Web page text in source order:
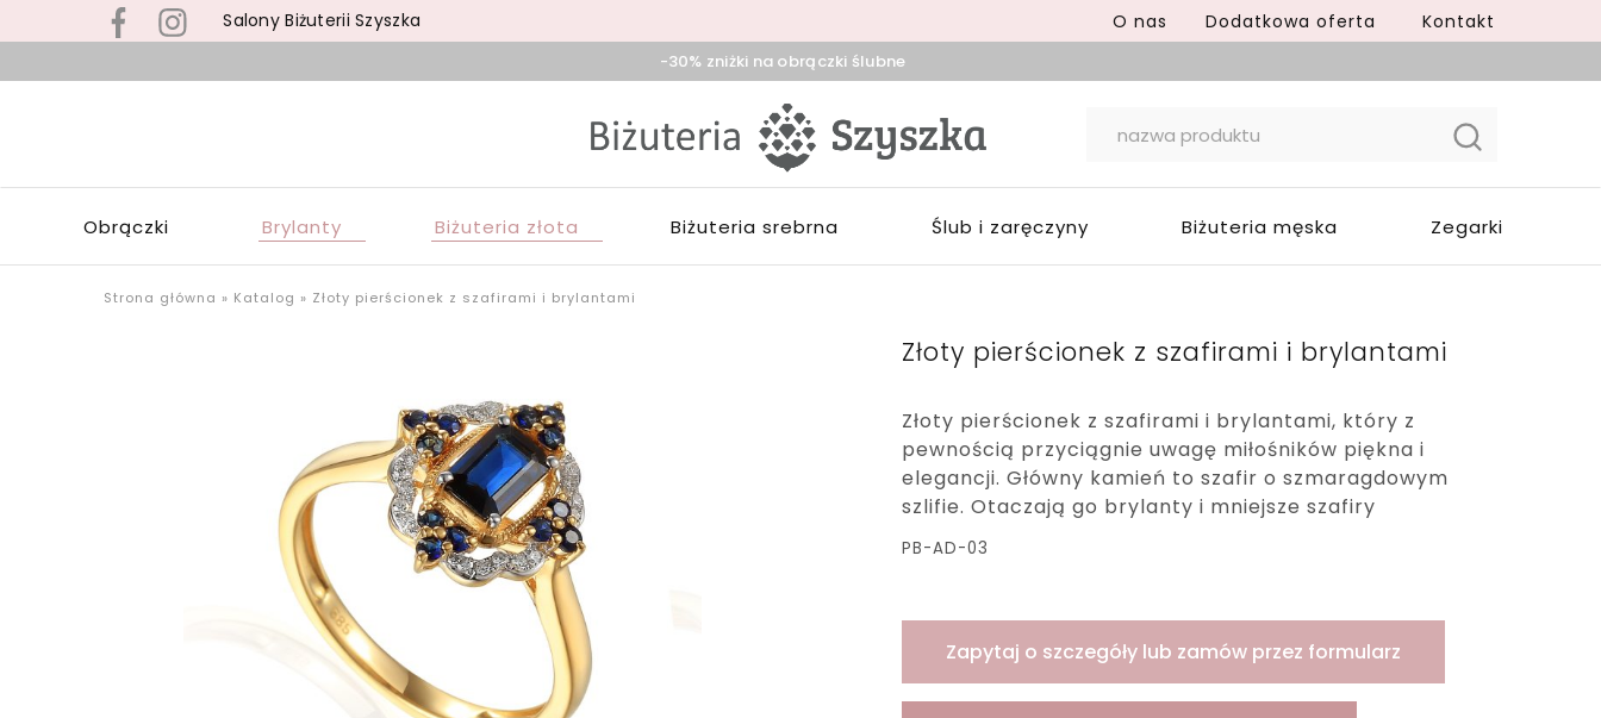
Salony Biżuterii Szyszka O nas Dodatkowa oferta Kontakt
-30% zniżki na obrączki ślubne
Biżuteria
Wola,
Łask
srebrną,
pozłacaną,
upominki
Obrączki Brylanty Biżuteria złota Biżuteria srebrna Ślub i zaręczyny Biżuteria męska Zegarki
Strona główna » Katalog » Złoty pierścionek z szafirami i brylantami
Złoty pierścionek z szafirami i brylantami
Złoty pierścionek z szafirami i brylantami, który z
pewnością przyciągnie uwagę miłośników piękna i
elegancji. Główny kamień to szafir o szmaragdowym
szlifie. Otaczają go brylanty i mniejsze szafiry
PB-AD-03
Zapytaj o szczegóły lub zamów przez formularz